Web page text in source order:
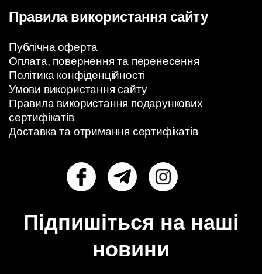
Правила використання сайту
Публічна оферта
Оплата, повернення та перенесення
Політика конфіденційності
Умови використання сайту
Правила використання подарункових
сертифікатів
Доставка та отримання сертифікатів
Підпишіться на наші
новини